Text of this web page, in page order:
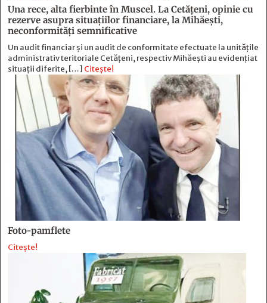
Una rece, alta fierbinte în Muscel. La Cetăţeni, opinie cu
rezerve asupra situaţiilor financiare, la Mihăeşti,
neconformităţi semnificative
Un audit financiar și un audit de conformitate efectuate la unitățile
administrativ teritoriale Cetățeni, respectiv Mihăești au evidențiat
situații diferite, […] Citește!
Foto-pamflete
Citește!